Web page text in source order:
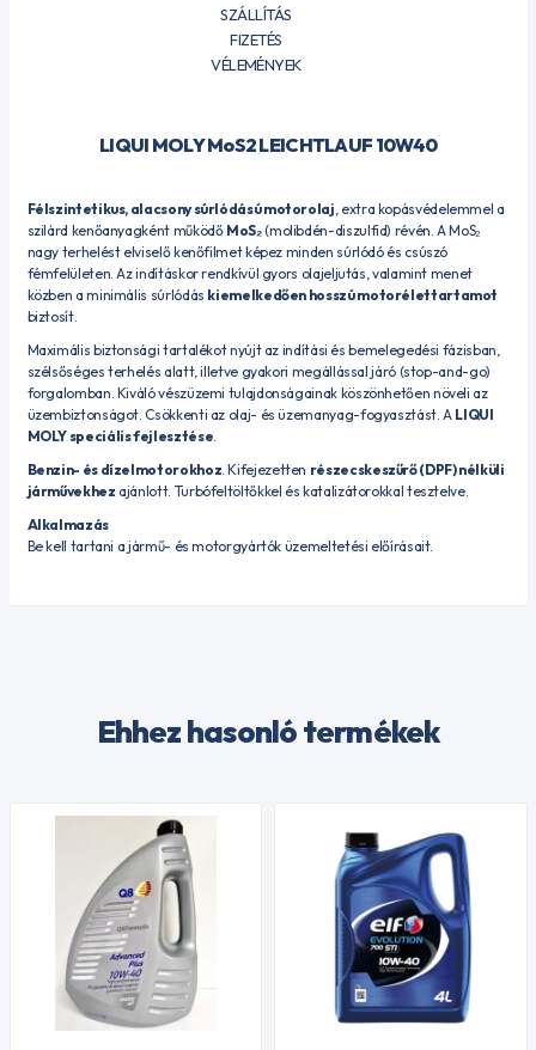
SZÁLLÍTÁS
FIZETÉS
VÉLEMÉNYEK
LIQUI MOLY MoS2 LEICHTLAUF 10W40
Félszintetikus, alacsony súrlódású motorolaj, extra kopásvédelemmel a
szilárd kenőanyagként működő MoS₂(molibdén-diszulfid) révén. A MoS₂
nagy terhelést elviselő kenőfilmet képez minden súrlódó és csúszó
fémfelületen. Az indításkor rendkívül gyors olajeljutás, valamint menet
közben a minimális súrlódás kiemelkedően hosszú motorélettartamot
biztosít.
Maximális biztonsági tartalékot nyújt az indítási és bemelegedési fázisban,
szélsőséges terhelés alatt, illetve gyakori megállással járó (stop-and-go)
forgalomban. Kiváló vészüzemi tulajdonságainak köszönhetően növeli az
üzembiztonságot. Csökkenti az olaj- és üzemanyag-fogyasztást. A LIQUI
MOLY speciális fejlesztése.
Benzin- és dízelmotorokhoz. Kifejezetten részecskeszűrő (DPF) nélküli
járművekhez ajánlott. Turbófeltöltőkkel és katalizátorokkal tesztelve.
Alkalmazás
Be kell tartani a jármű- és motorgyártók üzemeltetési előírásait.
Ehhez hasonló termékek